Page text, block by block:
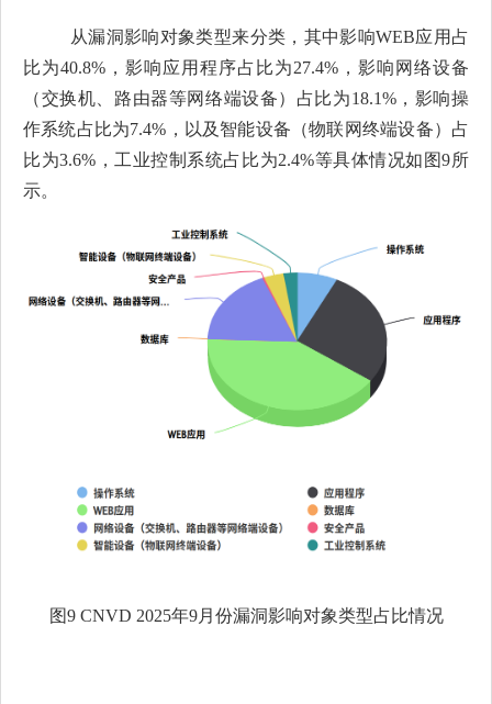
从漏洞影响对象类型来分类，其中影响WEB应用占
比为40.8%，影响应用程序占比为27.4%，影响网络设备
（交换机、路由器等网络端设备）占比为18.1%，影响操
作系统占比为7.4%，以及智能设备（物联网终端设备）占
比为3.6%，工业控制系统占比为2.4%等具体情况如图9所
示。
图9 CNVD 2025年9月份漏洞影响对象类型占比情况